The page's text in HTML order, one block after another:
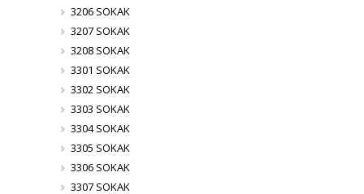
3206 SOKAK
3207 SOKAK
3208 SOKAK
3301 SOKAK
3302 SOKAK
3303 SOKAK
3304 SOKAK
3305 SOKAK
3306 SOKAK
3307 SOKAK